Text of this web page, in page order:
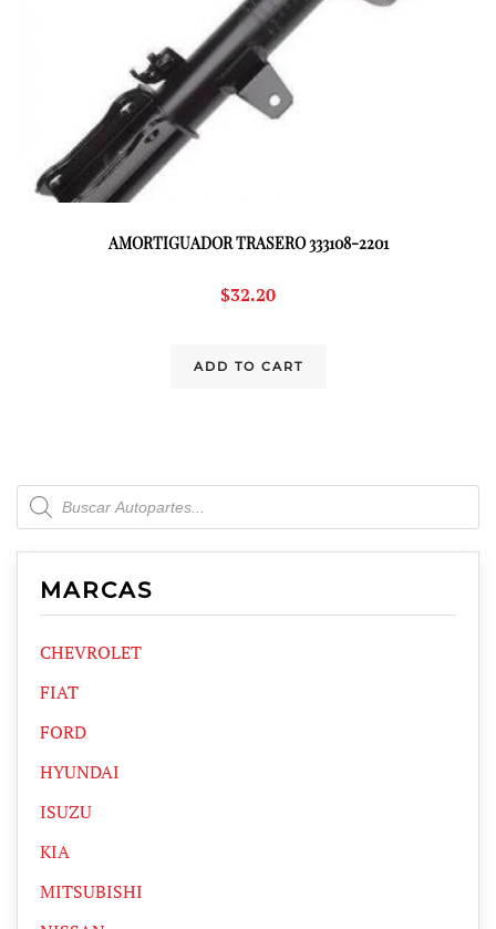
AMORTIGUADOR TRASERO 333108-2201
$32.20
ADD TO CART
Products
search
MARCAS
CHEVROLET
FIAT
FORD
HYUNDAI
ISUZU
KIA
MITSUBISHI